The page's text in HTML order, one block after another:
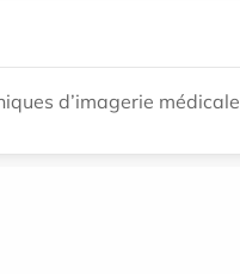
d’imagerie médicale